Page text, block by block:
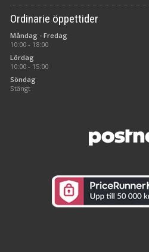
Ordinarie öppettider
Måndag - Fredag
10:00 - 18:00
Lördag
10:00 - 15:00
Söndag
Stängt